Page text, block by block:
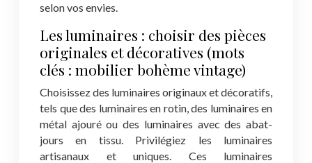
selon vos envies.
Les luminaires : choisir des pièces
originales et décoratives (mots
clés : mobilier bohème vintage)
Choisissez des luminaires originaux et décoratifs,
tels que des luminaires en rotin, des luminaires en
métal ajouré ou des luminaires avec des abat-
jours en tissu. Privilégiez les luminaires
artisanaux et uniques. Ces luminaires